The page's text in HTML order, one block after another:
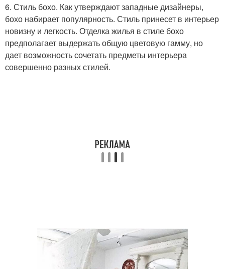
6. Стиль бохо. Как утверждают западные дизайнеры,
бохо набирает популярность. Стиль принесет в интерьер
новизну и легкость. Отделка жилья в стиле бохо
предполагает выдержать общую цветовую гамму, но
дает возможность сочетать предметы интерьера
совершенно разных стилей.